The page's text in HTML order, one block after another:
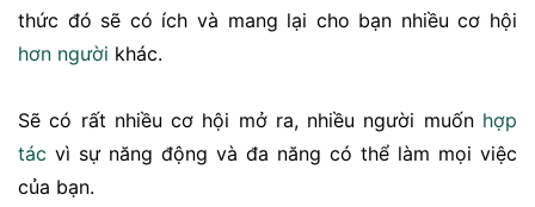
thức đó sẽ có ích và mang lại cho bạn nhiều cơ hội
hơn người khác.
Sẽ có rất nhiều cơ hội mở ra, nhiều người muốn hợp
tác vì sự năng động và đa năng có thể làm mọi việc
của bạn.